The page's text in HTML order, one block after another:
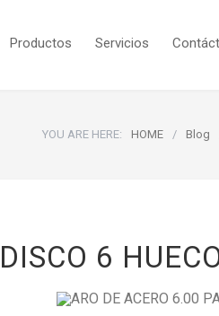
Productos Servicios
YOU ARE HERE: HOME / Blog
6